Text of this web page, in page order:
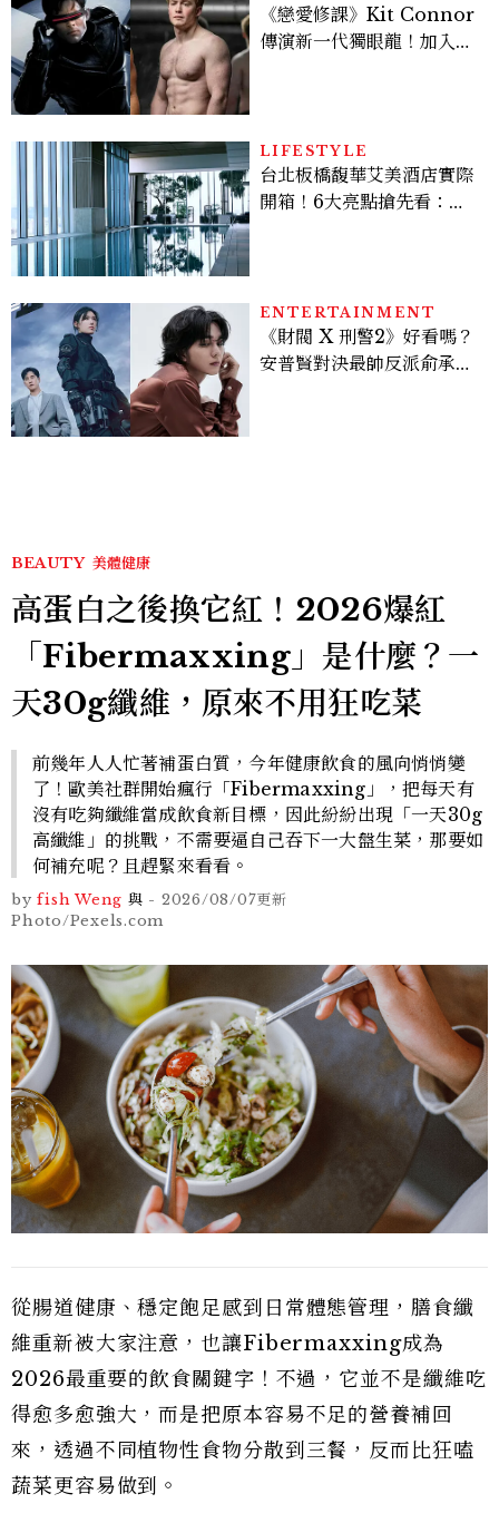
《戀愛修課》Kit Connor
傳演新一代獨眼龍！加入新
LIFESTYLE
台北板橋馥華艾美酒店實際
開箱！6大亮點搶先看：新
ENTERTAINMENT
《財閥 X 刑警2》好看嗎？
安普賢對決最帥反派俞承
BEAUTY 美體健康
高蛋白之後換它紅！2026爆紅
「Fibermaxxing」是什麼？一
天30g纖維，原來不用狂吃菜
前幾年人人忙著補蛋白質，今年健康飲食的風向悄悄變
了！歐美社群開始瘋行「Fibermaxxing」，把每天有
沒有吃夠纖維當成飲食新目標，因此紛紛出現「一天30g
高纖維」的挑戰，不需要逼自己吞下一大盤生菜，那要如
何補充呢？且趕緊來看看。
by fish Weng 與 - 2026/08/07更新
Photo/Pexels.com
從腸道健康、穩定飽足感到日常體態管理，膳食纖
維重新被大家注意，也讓Fibermaxxing成為
2026最重要的飲食關鍵字！不過，它並不是纖維吃
得愈多愈強大，而是把原本容易不足的營養補回
來，透過不同植物性食物分散到三餐，反而比狂嗑
蔬菜更容易做到。